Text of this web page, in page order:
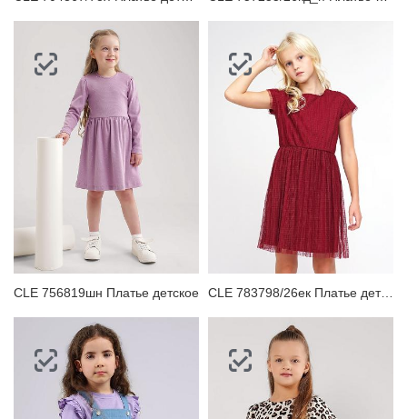
CLE 756819шн Платье детское CLE 783798/26ек Платье детское